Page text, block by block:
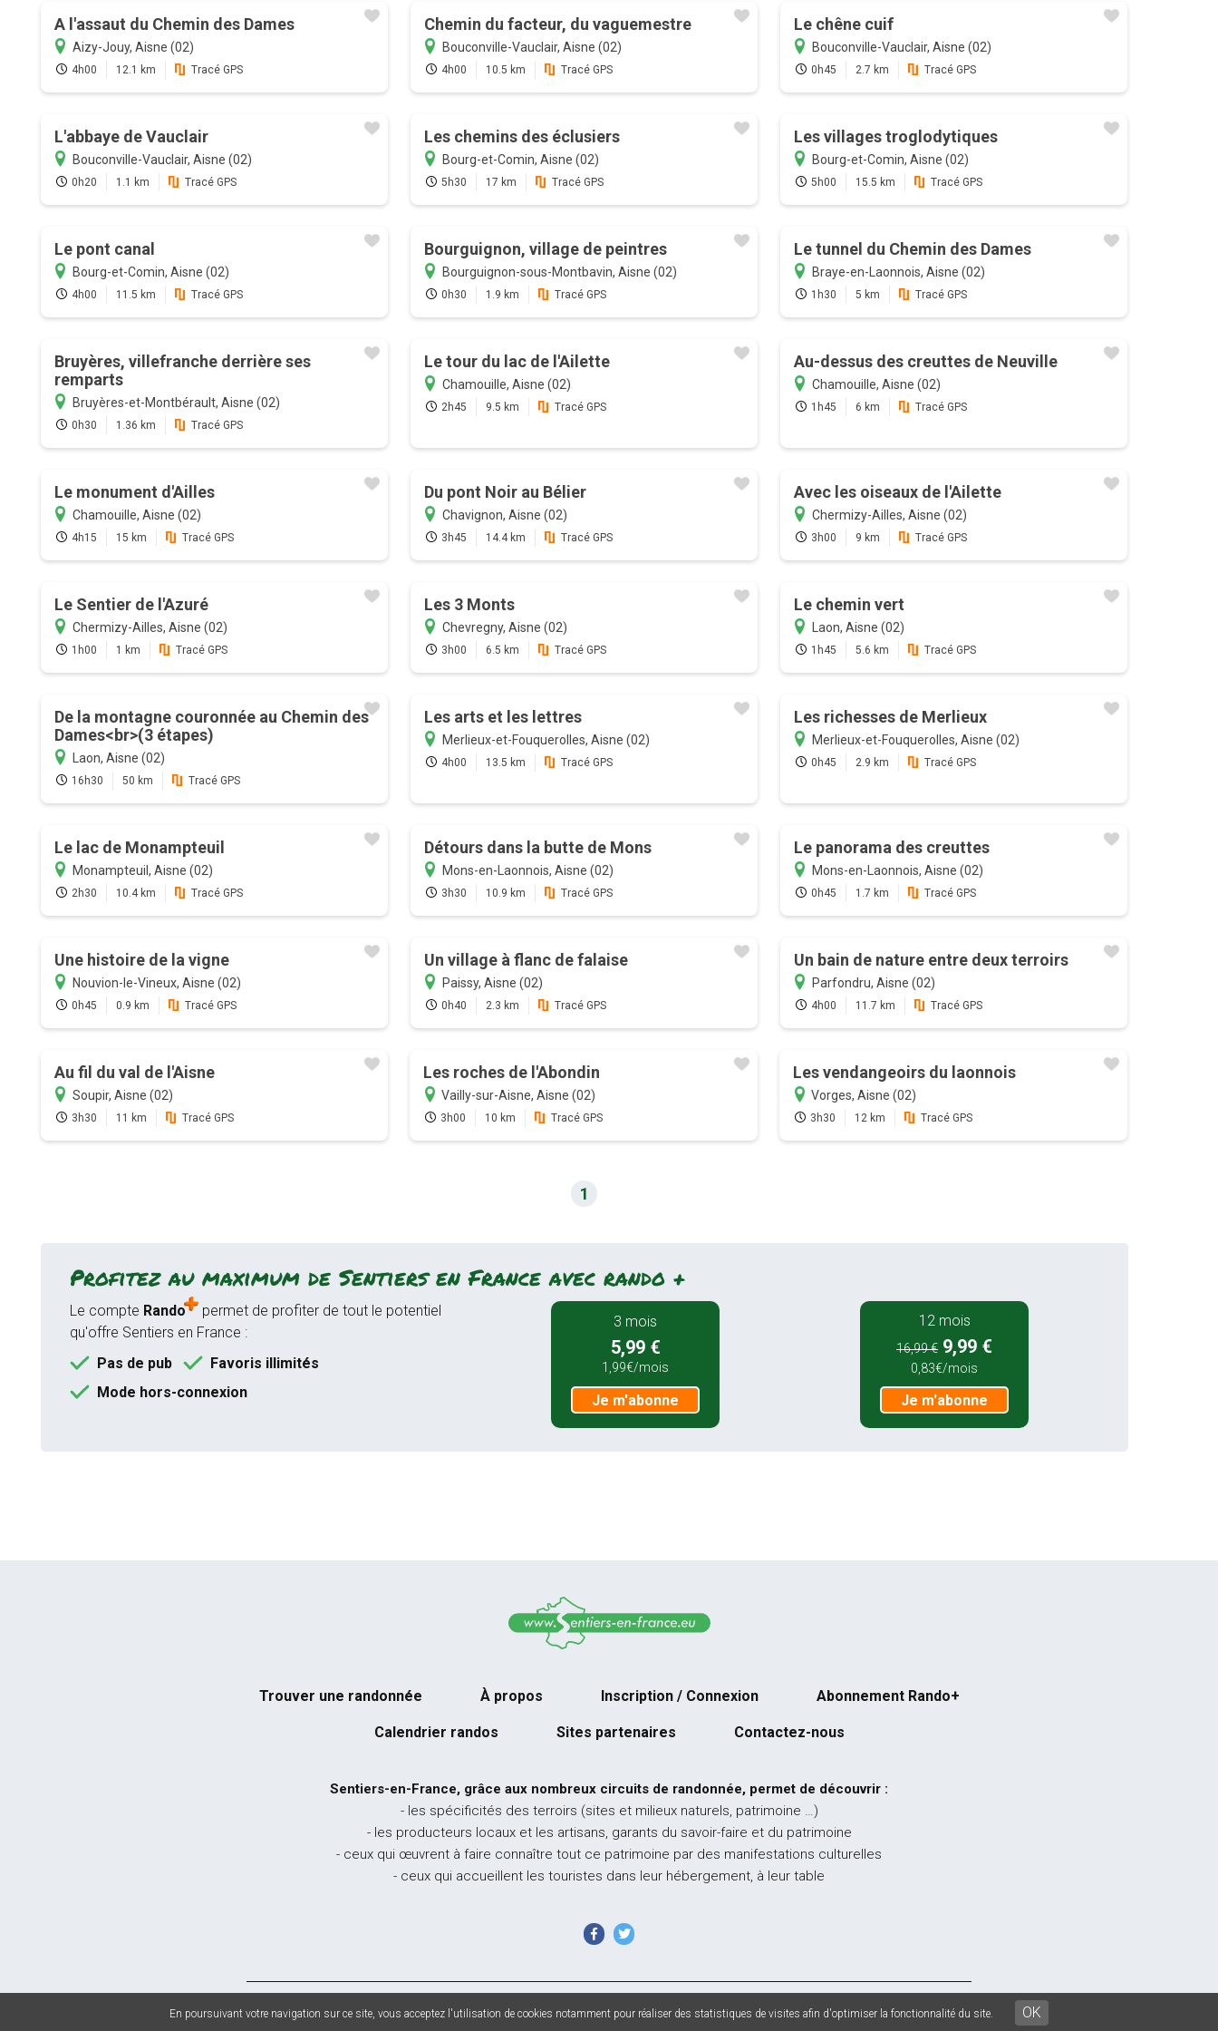
A l'assaut du Chemin des Dames
Aizy-Jouy, Aisne (02)
4h00 12.1 km Tracé GPS
Chemin du facteur, du vaguemestre
Bouconville-Vauclair, Aisne (02)
4h00 10.5 km Tracé GPS
Le chêne cuif
Bouconville-Vauclair, Aisne (02)
0h45 2.7 km Tracé GPS
L'abbaye de Vauclair
Bouconville-Vauclair, Aisne (02)
0h20 1.1 km Tracé GPS
Les chemins des éclusiers
Bourg-et-Comin, Aisne (02)
5h30 17 km Tracé GPS
Les villages troglodytiques
Bourg-et-Comin, Aisne (02)
5h00 15.5 km Tracé GPS
Le pont canal
Bourg-et-Comin, Aisne (02)
4h00 11.5 km Tracé GPS
Bourguignon, village de peintres
Bourguignon-sous-Montbavin, Aisne (02)
0h30 1.9 km Tracé GPS
Le tunnel du Chemin des Dames
Braye-en-Laonnois, Aisne (02)
1h30 5 km Tracé GPS
Bruyères, villefranche derrière ses
remparts
Bruyères-et-Montbérault, Aisne (02)
0h30 1.36 km Tracé GPS
Le tour du lac de l'Ailette
Chamouille, Aisne (02)
2h45 9.5 km Tracé GPS
Au-dessus des creuttes de Neuville
Chamouille, Aisne (02)
1h45 6 km Tracé GPS
Le monument d'Ailles
Chamouille, Aisne (02)
4h15 15 km Tracé GPS
Du pont Noir au Bélier
Chavignon, Aisne (02)
3h45 14.4 km Tracé GPS
Avec les oiseaux de l'Ailette
Chermizy-Ailles, Aisne (02)
3h00 9 km Tracé GPS
Le Sentier de l'Azuré
Chermizy-Ailles, Aisne (02)
1h00 1 km Tracé GPS
Les 3 Monts
Chevregny, Aisne (02)
3h00 6.5 km Tracé GPS
Le chemin vert
Laon, Aisne (02)
1h45 5.6 km Tracé GPS
De la montagne couronnée au Chemin des
Dames<br>(3 étapes)
Laon, Aisne (02)
16h30 50 km Tracé GPS
Les arts et les lettres
Merlieux-et-Fouquerolles, Aisne (02)
4h00 13.5 km Tracé GPS
Les richesses de Merlieux
Merlieux-et-Fouquerolles, Aisne (02)
0h45 2.9 km Tracé GPS
Le lac de Monampteuil
Monampteuil, Aisne (02)
2h30 10.4 km Tracé GPS
Détours dans la butte de Mons
Mons-en-Laonnois, Aisne (02)
3h30 10.9 km Tracé GPS
Le panorama des creuttes
Mons-en-Laonnois, Aisne (02)
0h45 1.7 km Tracé GPS
Une histoire de la vigne
Nouvion-le-Vineux, Aisne (02)
0h45 0.9 km Tracé GPS
Un village à flanc de falaise
Paissy, Aisne (02)
0h40 2.3 km Tracé GPS
Un bain de nature entre deux terroirs
Parfondru, Aisne (02)
4h00 11.7 km Tracé GPS
Au fil du val de l'Aisne
Soupir, Aisne (02)
3h30 11 km Tracé GPS
Les roches de l'Abondin
Vailly-sur-Aisne, Aisne (02)
3h00 10 km Tracé GPS
Les vendangeoirs du laonnois
Vorges, Aisne (02)
3h30 12 km Tracé GPS
1
Profitez au maximum de Sentiers en France avec rando +
Le compte Rando
permet de profiter de tout le potentiel
qu'offre Sentiers en France :
Pas de pub
Favoris illimités
Mode hors-connexion
3 mois
5,99 €
1,99€/mois
Je m'abonne
12 mois
16,99 € 9,99 €
0,83€/mois
Je m'abonne
Trouver une randonnée À propos Inscription / Connexion Abonnement Rando+
Calendrier randos Sites partenaires Contactez-nous
Sentiers-en-France, grâce aux nombreux circuits de randonnée, permet de découvrir :
- les spécificités des terroirs (sites et milieux naturels, patrimoine …)
- les producteurs locaux et les artisans, garants du savoir-faire et du patrimoine
- ceux qui œuvrent à faire connaître tout ce patrimoine par des manifestations culturelles
- ceux qui accueillent les touristes dans leur hébergement, à leur table
© 2026 Sentiers en France - Tous droits réservés - Photos non contractuelles - Mentions légales - CGV
En poursuivant votre navigation sur ce site, vous acceptez l'utilisation de cookies notamment pour réaliser des statistiques de visites afin d'optimiser la fonctionnalité du site. OK